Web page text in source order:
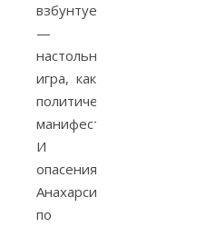
взбунтуется
—
настольная
игра, как
политический
манифест.
И
опасения
Анахарсиса
по